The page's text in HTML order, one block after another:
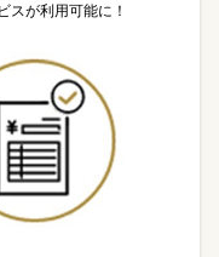
スが利用可能に！